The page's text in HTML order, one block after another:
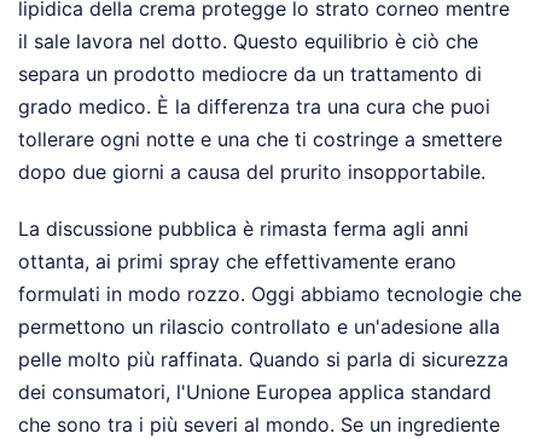
lipidica della crema protegge lo strato corneo mentre
il sale lavora nel dotto. Questo equilibrio è ciò che
separa un prodotto mediocre da un trattamento di
grado medico. È la differenza tra una cura che puoi
tollerare ogni notte e una che ti costringe a smettere
dopo due giorni a causa del prurito insopportabile.
La discussione pubblica è rimasta ferma agli anni
ottanta, ai primi spray che effettivamente erano
formulati in modo rozzo. Oggi abbiamo tecnologie che
permettono un rilascio controllato e un'adesione alla
pelle molto più raffinata. Quando si parla di sicurezza
dei consumatori, l'Unione Europea applica standard
che sono tra i più severi al mondo. Se un ingrediente